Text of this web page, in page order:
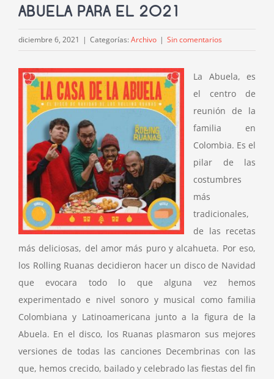
ABUELA PARA EL 2021
diciembre 6, 2021 | Categorías: Archivo | Sin comentarios
La Abuela, es
el centro de
reunión de la
familia en
Colombia. Es el
pilar de las
costumbres
más
tradicionales,
de las recetas
más deliciosas, del amor más puro y alcahueta. Por eso,
los Rolling Ruanas decidieron hacer un disco de Navidad
que evocara todo lo que alguna vez hemos
experimentado e nivel sonoro y musical como familia
Colombiana y Latinoamericana junto a la figura de la
Abuela. En el disco, los Ruanas plasmaron sus mejores
versiones de todas las canciones Decembrinas con las
que, hemos crecido, bailado y celebrado las fiestas del fin